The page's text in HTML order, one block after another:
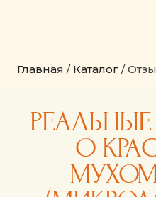
Главная / Каталог /
О